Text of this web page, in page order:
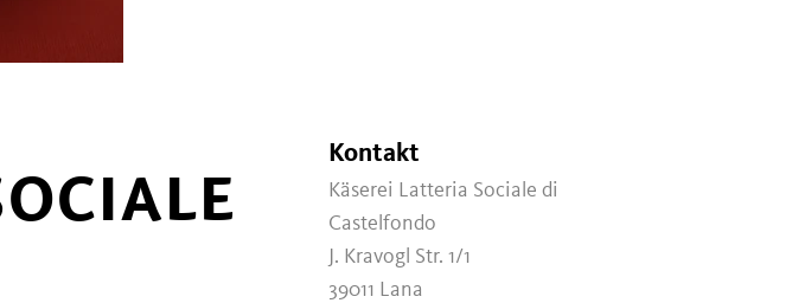
Kontakt
Käserei Latteria Sociale di
Castelfondo
J. Kravogl Str. 1/1
39011 Lana